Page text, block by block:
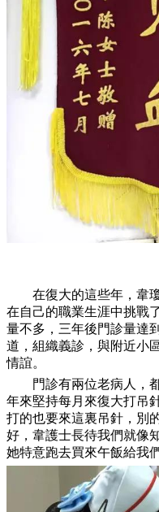
在復大的這些年，韋瓊
在自己的職業生涯中挑戰
量不多，三年後門診量達
道，組織義診，與附近小
情誼。
門診有兩位老病人，都
年來堅持每月來復大打吊
打的也要來這裏吊針，別
好，韋護士長待我們就像
她特意跑去買來午飯給我